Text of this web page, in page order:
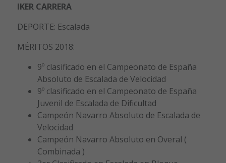
IKER CARRERA
DEPORTE: Escalada
MÉRITOS 2018:
9º clasificado en el Campeonato de España
Absoluto de Escalada de Velocidad
9º clasificado en el Campeonato de España
Juvenil de Escalada de Dificultad
Campeón Navarro Absoluto de Escalada de
Velocidad
Campeón Navarro Absoluto en Overal (
Combinada )